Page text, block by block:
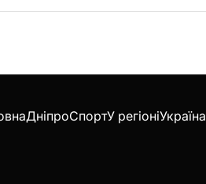
ДніпроСпортУ регіоніУкраїна